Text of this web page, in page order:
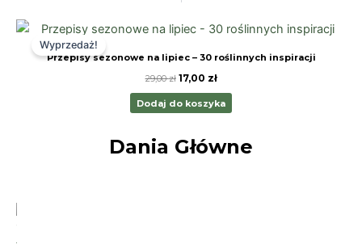
Wyprzedaż!
Przepisy sezonowe na lipiec – 30 roślinnych inspiracji
29,00zł
Pierwotna
cena
29,00 zł.
17,00 zł
Aktualna
cena
17,00 zł.
Dodaj do koszyka
Dania Główne